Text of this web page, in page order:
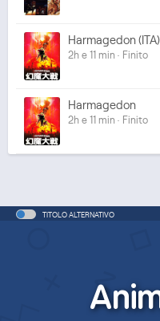
Harmagedon (ITA)
2h e 11 min · Finito
Harmagedon
2h e 11 min · Finito
TITOLO ALTERNATIVO